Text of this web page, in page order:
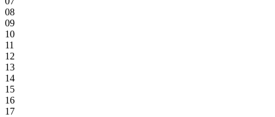
08
09
10
11
12
13
14
15
16
17